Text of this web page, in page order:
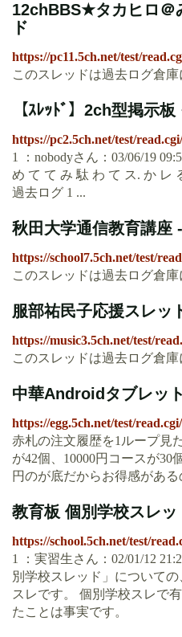
12chBBS★タカヒロ＠
ド
https://pc11.5ch.net/test/
このスレッドは過去ログ倉
【ｽﾚｯﾄﾞ】2ch型掲示
https://pc2.5ch.net/test/
1 ：nobodyさん：03/06/19
め て て み 駄 わ て ス. か レ
過去ログ 1 ...
秋田大学通信教育講座
https://school7.5ch.net/test/
このスレッドは過去ログ倉
服部祐民子応援スレッ
https://music3.5ch.net/test/
このスレッドは過去ログ倉
中華Androidタブレッ
https://egg.5ch.net/test/
赤札の注文履歴を1ループ見
が42個、10000円コースが30
円のが底だからお得感がある
教育板 個別学校スレッ
https://school.5ch.net/test/
1 ：実習生さん：02/01/12
別学校スレッド」について
スレです。 個別学校スレで
たことは事実です。